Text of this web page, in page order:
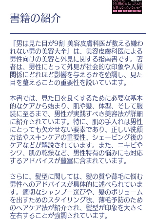
書籍の紹介
『男は見た目が9割 美容皮膚科医が教える嫌わ
れない男の美容大全』は、美容皮膚科医による
男性向けの美容と外見に関する指南書です。著
者は、男性にとって外見が社会的な印象や人間
関係にどれほど影響を与えるかを強調し、見た
目を整えることの重要性を説いています。
本書では、見た目を良くするために必要な基本
的なケアから始まり、肌や髪、体型、そして服
装に至るまで、男性が実践すべき美容法が詳細
に紹介されています。特に、肌の手入れは男性
にとっても欠かせない要素であり、正しい洗顔
方法やスキンケアの重要性、シェービング後の
ケアなどが解説されています。また、ニキビや
シワ、肌の乾燥など、男性特有の悩みにも対応
するアドバイスが豊富に含まれています。
さらに、髪型に関しては、髪の質や薄毛に悩む
男性へのアドバイスが具体的に述べられていま
す。適切なシャンプー選びや、髪のボリューム
を出すためのスタイリング法、薄毛予防のため
のヘアケア法が紹介され、髪型が印象を大きく
左右することが強調されています。